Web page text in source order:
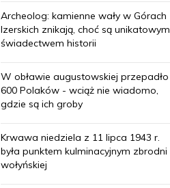
Archeolog: kamienne wały w Górach
Izerskich znikają, choć są unikatowym
świadectwem historii
W obławie augustowskiej przepadło
600 Polaków - wciąż nie wiadomo,
gdzie są ich groby
Krwawa niedziela z 11 lipca 1943 r.
była punktem kulminacyjnym zbrodni
wołyńskiej